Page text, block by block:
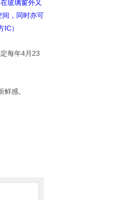
玻璃窗外又
间，同时亦可
）
每年4月23
感。